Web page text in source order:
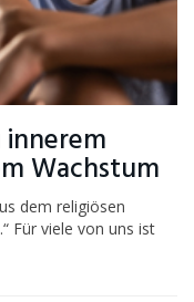
Wachstum
dem religiösen
Für viele von uns ist